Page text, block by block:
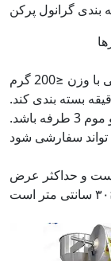
این دستگاه می تواند گرانول را در کیسه هایی با وزن ≤200 گرم
20-80 کیسه در دقیقه بسته بندی کند.
سبک کیف می تواند مهر و موم پشت و مهر و موم 3 طرفه باشد.
است و حداکثر عرض